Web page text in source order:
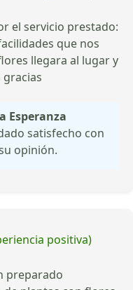
el servicio prestado:
que nos
llegara al lugar y
Esperanza
satisfecho con
opinión.
positiva)
preparado